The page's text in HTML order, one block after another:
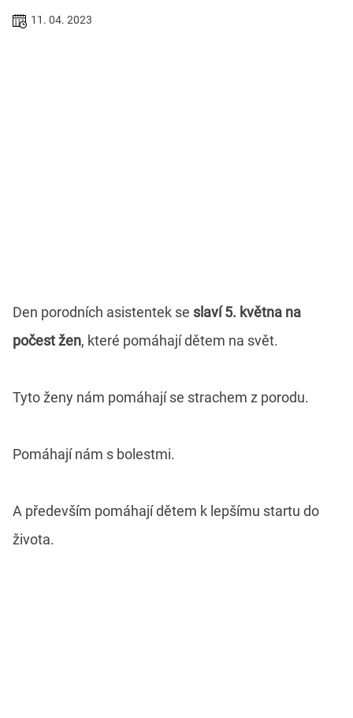
11. 04. 2023
Den porodních asistentek se slaví 5. května na
počest žen, které pomáhají dětem na svět.
Tyto ženy nám pomáhají se strachem z porodu.
Pomáhají nám s bolestmi.
A především pomáhají dětem k lepšímu startu do
života.